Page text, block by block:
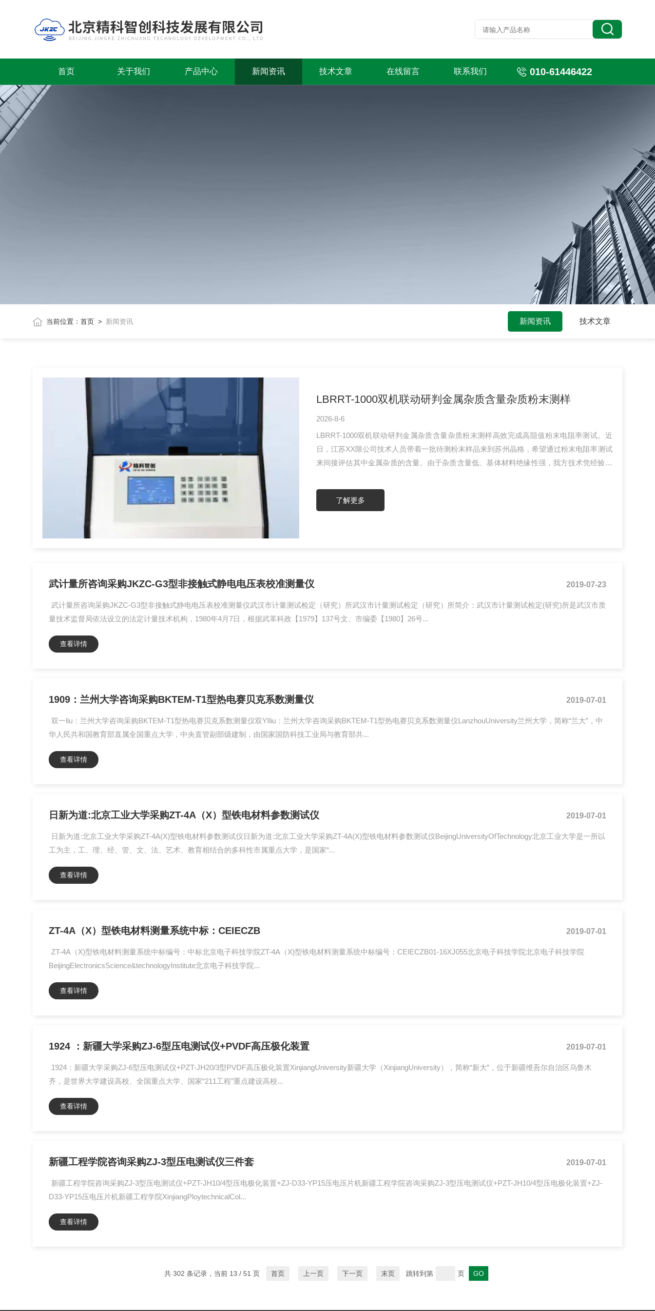
首页 关于我们 产品中心 新闻资讯 技术文章 在线留言 联系我们 010-61446422
当前位置：首页 > 新闻资讯 技术文章
新闻资讯
LBRRT-1000双机联动研判金属杂质含量杂质粉末测样
2026-8-6
LBRRT-1000双机联动研判金属杂质含量杂质粉末测样高效完成高阻值粉末电阻率测试。近
日，江苏XX限公司技术人员带着一批待测粉末样品来到苏州晶格，希望通过粉末电阻率测试
来间接评估其中金属杂质的含量。由于杂质含量低、基体材料绝缘性强，我方技术凭经验判
粉末测样，高效完成高阻值粉末电阻率测试。为此，四端子法粉末电阻率测试仪与超高阻微
电流测试仪组合测试——前者负责施加精准压力、压实粉末并构建稳定...
了解更多
武计量所咨询采购JKZC-G3型非接触式静电电压表校准测量仪
武计量所咨询采购JKZC-G3型非接触式静电电压表校准测量仪武汉市计量测试检定（研究）所武汉市计量测试检定（研究）所简介：武汉市计量测试检定(研究)所是武汉市质
量技术监督局依法设立的法定计量技术机构，1980年4月7日，根据武革科政【1979】137号文、市编委【1980】26号...
查看详情
2019-07-23
1909：兰州大学咨询采购BKTEM-T1型热电赛贝克系数测量仪
双一liu：兰州大学咨询采购BKTEM-T1型热电赛贝克系数测量仪双YIliu：兰州大学咨询采购BKTEM-T1型热电赛贝克系数测量仪LanzhouUniversity兰州大学，简称“兰大”，中
华人民共和国教育部直属全国重点大学，中央直管副部级建制，由国家国防科技工业局与教育部共...
查看详情
2019-07-01
日新为道:北京工业大学采购ZT-4A（X）型铁电材料参数测试仪
日新为道:北京工业大学采购ZT-4A(X)型铁电材料参数测试仪日新为道:北京工业大学采购ZT-4A(X)型铁电材料参数测试仪BeijingUniversityOfTechnology北京工业大学是一所以
工为主，工、理、经、管、文、法、艺术、教育相结合的多科性市属重点大学，是国家“...
查看详情
2019-07-01
ZT-4A（X）型铁电材料测量系统中标：CEIECZB
ZT-4A（X)型铁电材料测量系统中标编号：中标北京电子科技学院ZT-4A（X)型铁电材料测量系统中标编号：CEIECZB01-16XJ055北京电子科技学院北京电子科技学院
BeijingElectronicsScience&technologyInstitute北京电子科技学院...
查看详情
2019-07-01
1924 ：新疆大学采购ZJ-6型压电测试仪+PVDF高压极化装置
1924：新疆大学采购ZJ-6型压电测试仪+PZT-JH20/3型PVDF高压极化装置XinjiangUniversity新疆大学（XinjiangUniversity），简称“新大”，位于新疆维吾尔自治区乌鲁木
齐，是世界大学建设高校、全国重点大学、国家“211工程”重点建设高校...
查看详情
2019-07-01
新疆工程学院咨询采购ZJ-3型压电测试仪三件套
新疆工程学院咨询采购ZJ-3型压电测试仪+PZT-JH10/4型压电极化装置+ZJ-D33-YP15压电压片机新疆工程学院咨询采购ZJ-3型压电测试仪+PZT-JH10/4型压电极化装置+ZJ-
D33-YP15压电压片机新疆工程学院XinjiangPloytechnicalCol...
查看详情
2019-07-01
共 302 条记录，当前 13 / 51 页 首页 上一页 下一页 末页 跳转到第 页